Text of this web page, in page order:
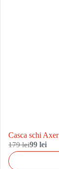
Casca schi
179 lei99 lei